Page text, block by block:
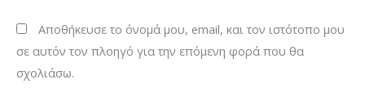
Αποθήκευσε το όνομά μου, email, και τον ιστότοπο μου
σε αυτόν τον πλοηγό για την επόμενη φορά που θα
σχολιάσω.